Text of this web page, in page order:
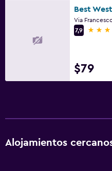
7,9
4
$79
Alojamientos